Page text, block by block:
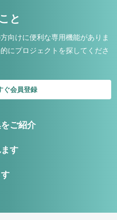
と
向けに便利な専用機能がありま
にプロジェクトを探してくださ
ぐ会員登録
ご紹介
す